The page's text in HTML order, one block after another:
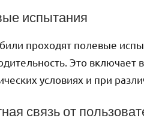
испытания
проходят полевые
Это включает
условиях и при
связь от